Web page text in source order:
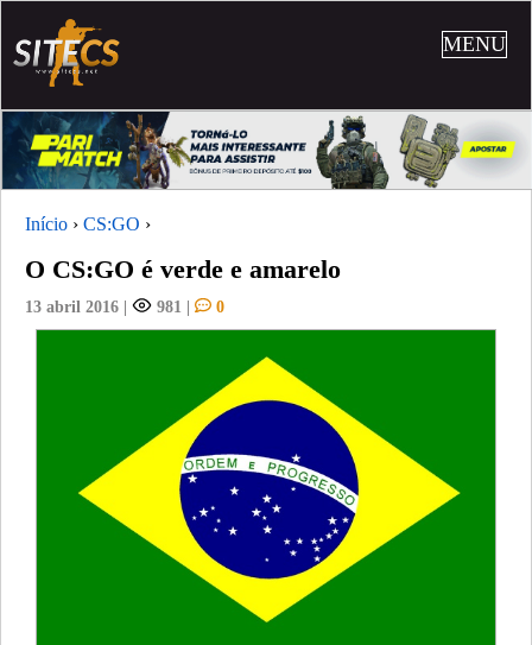
MENU
Início › CS:GO ›
O CS:GO é verde e amarelo
13 abril 2016 | 981 | 0